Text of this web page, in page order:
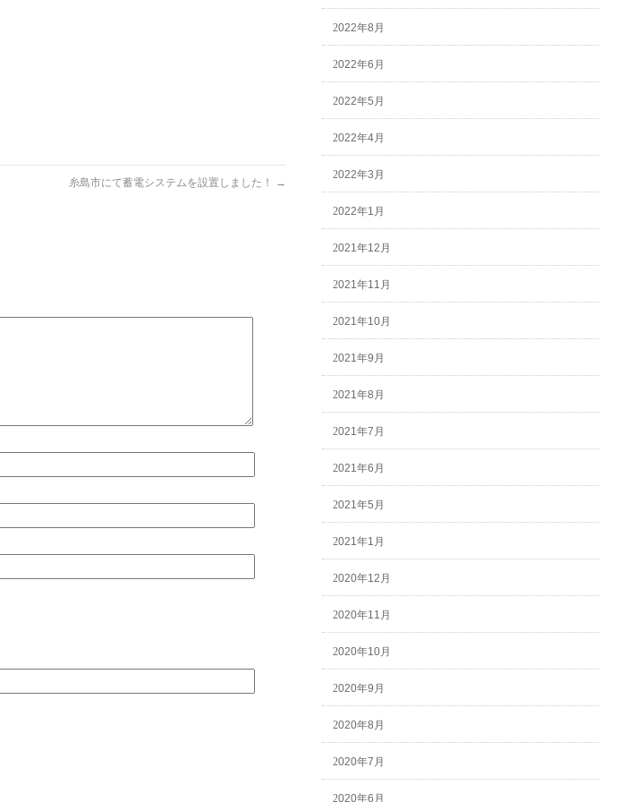
糸島市にて蓄電システムを設置しました！ →
2022年8月
2022年6月
2022年5月
2022年4月
2022年3月
2022年1月
2021年12月
2021年11月
2021年10月
2021年9月
2021年8月
2021年7月
2021年6月
2021年5月
2021年1月
2020年12月
2020年11月
2020年10月
2020年9月
2020年8月
2020年7月
2020年6月